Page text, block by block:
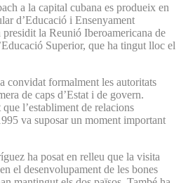
a la capital cubana es produeix en
d’Educació i Ensenyament
la Reunió Iberoamericana de
Superior, que ha tingut lloc el
convidat formalment les autoritats
de caps d’Estat i de govern.
l’establiment de relacions
va suposar un moment important
ha posat en relleu que la visita
el desenvolupament de les bones